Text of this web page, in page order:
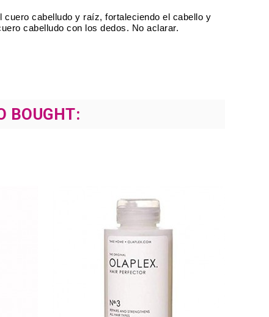
cabelludo y raíz, fortaleciendo el cabello y
cabelludo con los dedos. No aclarar.
BOUGHT: